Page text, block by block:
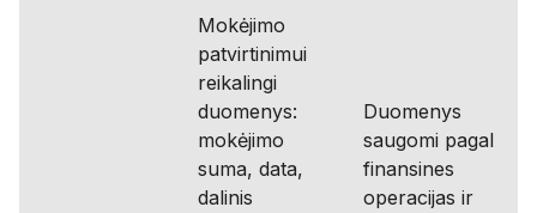
Mokėjimo
patvirtinimui
reikalingi
duomenys:
mokėjimo
suma, data,
dalinis
Duomenys
saugomi pagal
finansines
operacijas ir